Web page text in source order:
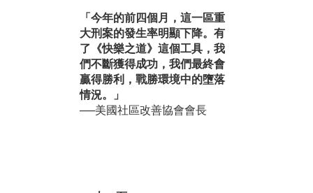
「今年的前四個月，這一區重
大刑案的發生率明顯下降。有
了《快樂之道》這個工具，我
們不斷獲得成功，我們最終會
贏得勝利，戰勝環境中的墮落
情況。」
──美國社區改善協會會長